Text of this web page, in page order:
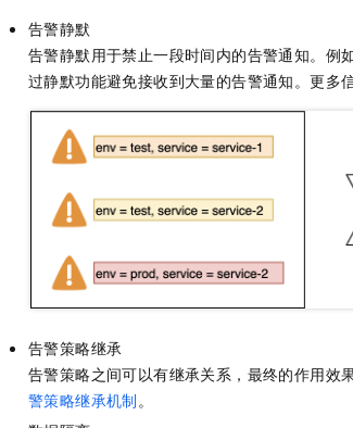
告警静默
告警静默用于禁止一段时间内的告警通知。例
过静默功能避免接收到大量的告警通知。更多
告警策略继承
告警策略之间可以有继承关系，最终的作用效
警策略继承机制。